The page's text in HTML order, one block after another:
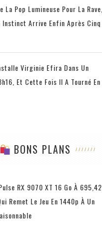
La Pop Lumineuse Pour La Rave,
Instinct Arrive Enfin Après Cinq
Virginie Efira Dans Un
Et Cette Fois Il A Tourné En
BONS PLANS
RX 9070 XT 16 Go À 695,42
Remet Le Jeu En 1440p À Un